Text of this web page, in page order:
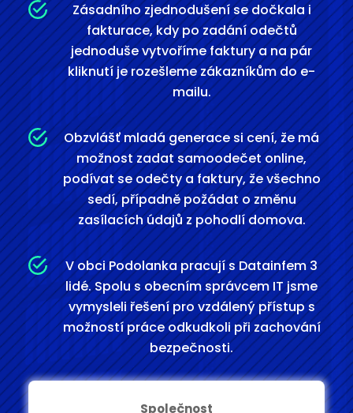
Zásadního zjednodušení se dočkala i
fakturace, kdy po zadání odečtů
jednoduše vytvoříme faktury a na pár
kliknutí je rozešleme zákazníkům do e-
mailu.
Obzvlášť mladá generace si cení, že má
možnost zadat samoodečet online,
podívat se odečty a faktury, že všechno
sedí, případně požádat o změnu
zasílacích údajů z pohodlí domova.
V obci Podolanka pracují s Datainfem 3
lidé. Spolu s obecním správcem IT jsme
vymysleli řešení pro vzdálený přístup s
možností práce odkudkoli při zachování
bezpečnosti.
Společnost